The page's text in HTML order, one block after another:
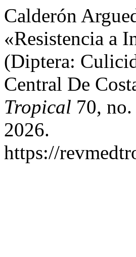
Calderón
«Resistencia a
(Diptera:
Central De
Tropical 70,
2026.
https://